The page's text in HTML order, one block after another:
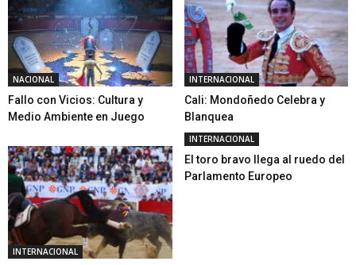
NACIONAL
Fallo con Vicios: Cultura y
Medio Ambiente en Juego
INTERNACIONAL
Cali: Mondoñedo Celebra y
Blanquea
INTERNACIONAL
INTERNACIONAL
El toro bravo llega al ruedo del
Parlamento Europeo